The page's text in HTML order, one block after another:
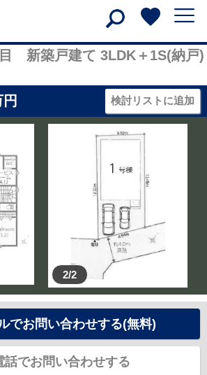
新築戸建て 3LDK＋1S(納戸)
検討リストに追加
2/2
でお問い合わせする(無料)
話でお問い合わせする